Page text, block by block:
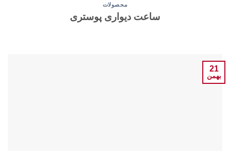
محصولات
ساعت دیواری پوستری
21
بهمن